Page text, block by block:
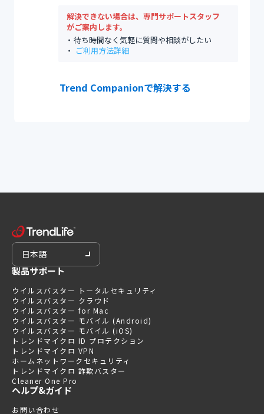
解決できない場合は、専門サポートスタッフ
がご案内します。
待ち時間なく気軽に質問や相談がしたい
ご利用方法詳細
Trend Companionで解決する
日本語
製品サポート
ウイルスバスター トータルセキュリティ
ウイルスバスター クラウド
ウイルスバスター for Mac
ウイルスバスター モバイル (Android)
ウイルスバスター モバイル (iOS)
トレンドマイクロ ID プロテクション
トレンドマイクロ VPN
ホームネットワークセキュリティ
トレンドマイクロ 詐欺バスター
Cleaner One Pro
ヘルプ&ガイド
お問い合わせ